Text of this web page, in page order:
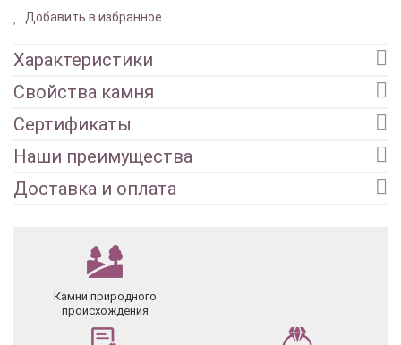
Добавить в избранное
Характеристики
Свойства камня
Сертификаты
Наши преимущества
Доставка и оплата
Камни природного
происхождения